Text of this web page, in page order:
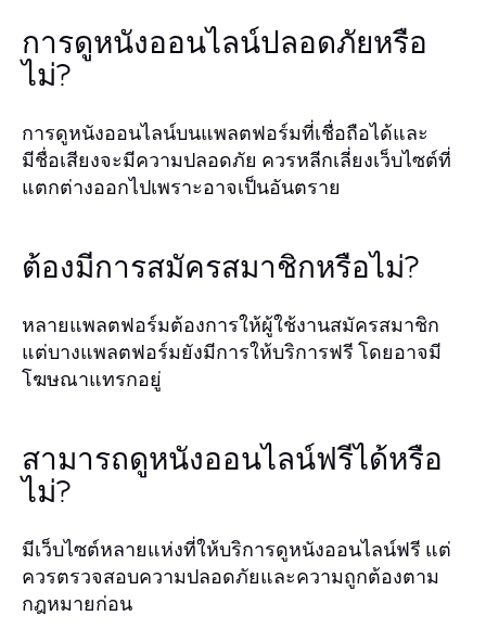
การดูหนังออนไลน์ปลอดภัยหรือ
ไม่?
การดูหนังออนไลน์บนแพลตฟอร์มที่เชื่อถือได้และ
มีชื่อเสียงจะมีความปลอดภัย ควรหลีกเลี่ยงเว็บไซต์ที่
แตกต่างออกไปเพราะอาจเป็นอันตราย
ต้องมีการสมัครสมาชิกหรือไม่?
หลายแพลตฟอร์มต้องการให้ผู้ใช้งานสมัครสมาชิก
แต่บางแพลตฟอร์มยังมีการให้บริการฟรี โดยอาจมี
โฆษณาแทรกอยู่
สามารถดูหนังออนไลน์ฟรีได้หรือ
ไม่?
มีเว็บไซต์หลายแห่งที่ให้บริการดูหนังออนไลน์ฟรี แต่
ควรตรวจสอบความปลอดภัยและความถูกต้องตาม
กฎหมายก่อน